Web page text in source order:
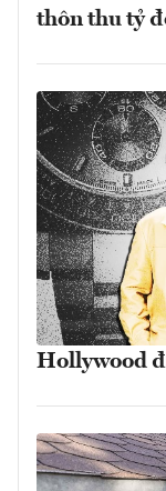
thôn thu tỷ
Hollywood